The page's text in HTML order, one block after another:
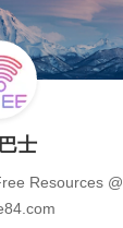
士
Resources @